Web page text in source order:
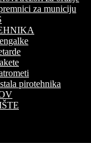
za municiju
pirotehnika